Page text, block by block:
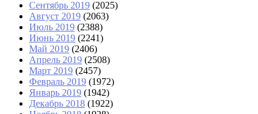
Сентябрь 2019 (2025)
Август 2019 (2063)
Июль 2019 (2388)
Июнь 2019 (2241)
Май 2019 (2406)
Апрель 2019 (2508)
Март 2019 (2457)
Февраль 2019 (1972)
Январь 2019 (1942)
Декабрь 2018 (1922)